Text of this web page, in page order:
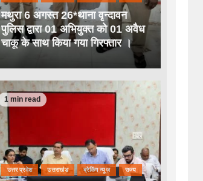
मथुरा 6 अगस्त 26*थाना वृन्दावन
पुलिस द्वारा 01 अभियुक्त को 01 अवैध
चाकू के साथ किया गया गिरफ्तार ।
1 min read
उत्तर प्रदेश उत्तराखंड ब्रेकिंग न्यूज़ राज्य